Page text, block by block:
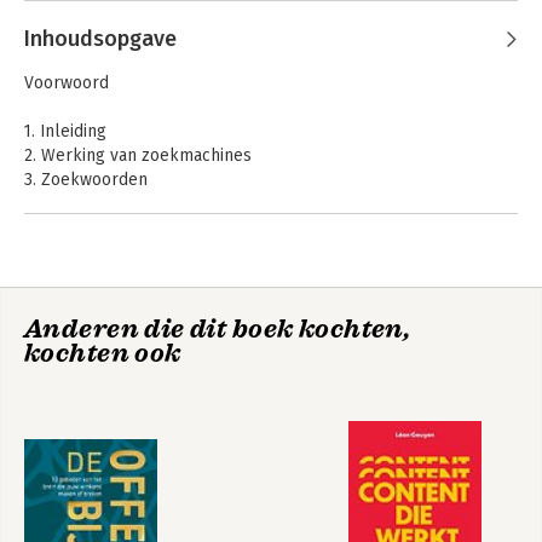
Inhoudsopgave
Voorwoord
1. Inleiding
2. Werking van zoekmachines
3. Zoekwoorden
Slotwoord
Index
Anderen die dit boek kochten,
kochten ook